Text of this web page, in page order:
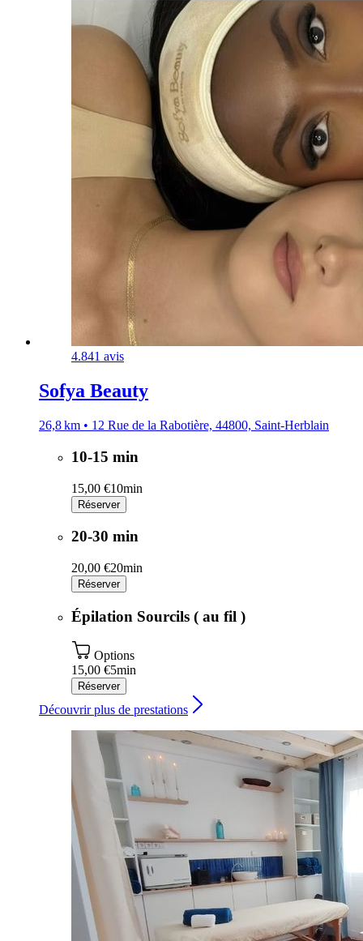
4.841 avis
Sofya Beauty
26,8 km • 12 Rue de la Rabotière, 44800, Saint-Herblain
10-15 min
15,00 €10min
Réserver
20-30 min
20,00 €20min
Réserver
Épilation Sourcils ( au fil )
Options
15,00 €5min
Réserver
Découvrir plus de prestations